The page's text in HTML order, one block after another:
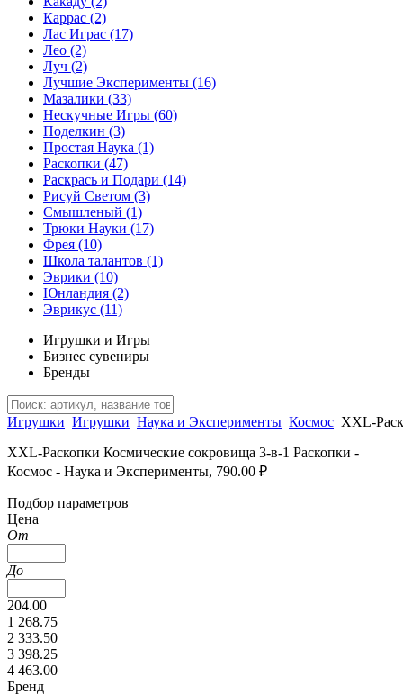
Каррас (2)
Лас Играс (17)
Лео (2)
Луч (2)
Лучшие Эксперименты (16)
Мазалики (33)
Нескучные Игры (60)
Поделкин (3)
Простая Наука (1)
Раскопки (47)
Раскрась и Подари (14)
Рисуй Светом (3)
Смышленый (1)
Трюки Науки (17)
Фрея (10)
Школа талантов (1)
Эврики (10)
Юнландия (2)
Эврикус (11)
Игрушки и Игры
Бизнес сувениры
Бренды
Игрушки Игрушки Наука и Эксперименты Космос XXL-
XXL-Раскопки Космические сокровища 3-в-1 Раскопки -
Космос - Наука и Эксперименты, 790.00 ₽
Подбор параметров
Цена
От
До
204.00
1 268.75
2 333.50
3 398.25
4 463.00
Бренд